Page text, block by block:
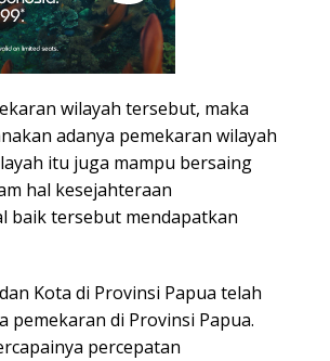
wilayah tersebut, maka
adanya pemekaran wilayah
itu juga mampu bersaing
hal kesejahteraan
baik tersebut mendapatkan
Kota di Provinsi Papua telah
di Provinsi Papua.
percepatan